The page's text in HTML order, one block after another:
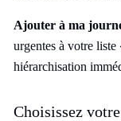
Ajouter à ma
urgentes à votre
hiérarchisation
Choisissez